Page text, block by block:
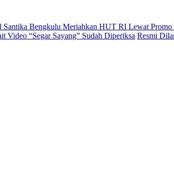
Santika Bengkulu Meriahkan HUT RI Lewat
Video “Segar Sayang” Sudah Diperiksa Resmi